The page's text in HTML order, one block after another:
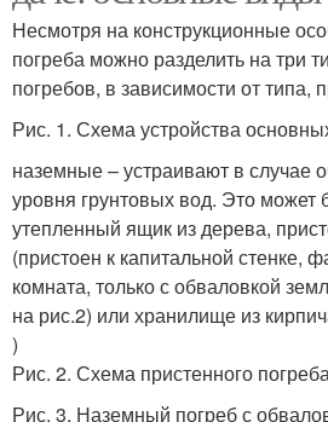
Несмотря на конструкционные
погреба можно разделить на три
погребов, в зависимости от типа,
Рис. 1. Схема устройства
наземные – устраивают в случае
уровня грунтовых вод. Это может
утепленный ящик из дерева,
(пристоен к капитальной стенке,
комната, только с обваловкой
на рис.2) или хранилище из
)
Рис. 2. Схема пристенного
Рис. 3. Наземный погреб с